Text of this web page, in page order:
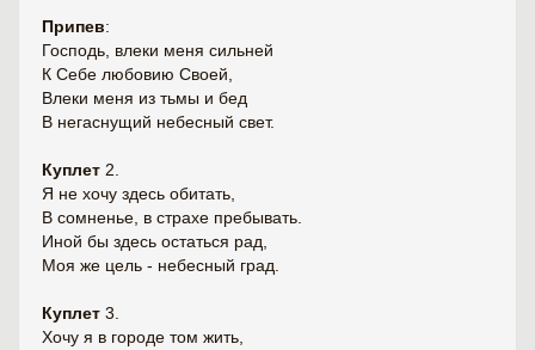
Припев:
Господь, влеки меня сильней
К Себе любовию Своей,
Влеки меня из тьмы и бед
В негаснущий небесный свет.
Куплет 2.
Я не хочу здесь обитать,
В сомненье, в страхе пребывать.
Иной бы здесь остаться рад,
Моя же цель - небесный град.
Куплет 3.
Хочу я в городе том жить,